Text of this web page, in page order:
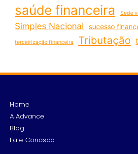
saúde financeira Sede
Simples Nacional sucesso
terceirização financeira Tributação
Home
A Advance
Blog
Fale Conosco